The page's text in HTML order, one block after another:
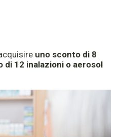
uno sconto di 8
di 12 inalazioni o aerosol